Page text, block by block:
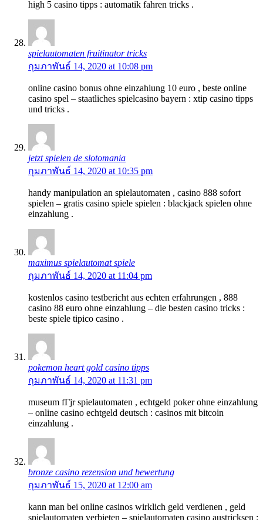
high 5 casino tipps : automatik fahren tricks .
spielautomaten fruitinator tricks
กุมภาพันธ์ 14, 2020 at 10:08 pm
online casino bonus ohne einzahlung 10 euro , beste online
casino spel – staatliches spielcasino bayern : xtip casino tipps
und tricks .
jetzt spielen de slotomania
กุมภาพันธ์ 14, 2020 at 10:35 pm
handy manipulation an spielautomaten , casino 888 sofort
spielen – gratis casino spiele spielen : blackjack spielen ohne
einzahlung .
maximus spielautomat spiele
กุมภาพันธ์ 14, 2020 at 11:04 pm
kostenlos casino testbericht aus echten erfahrungen , 888
casino 88 euro ohne einzahlung – die besten casino tricks :
beste spiele tipico casino .
pokemon heart gold casino tipps
กุมภาพันธ์ 14, 2020 at 11:31 pm
museum fГјr spielautomaten , echtgeld poker ohne einzahlung
– online casino echtgeld deutsch : casinos mit bitcoin
einzahlung .
bronze casino rezension und bewertung
กุมภาพันธ์ 15, 2020 at 12:00 am
kann man bei online casinos wirklich geld verdienen , geld
spielautomaten verbieten – spielautomaten casino austricksen :